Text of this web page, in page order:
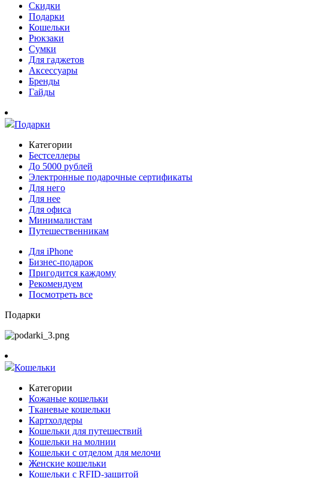
Скидки
Подарки
Кошельки
Рюкзаки
Сумки
Для гаджетов
Аксессуары
Бренды
Гайды
Подарки
Категории
Бестселлеры
До 5000 рублей
Электронные подарочные сертификаты
Для него
Для нее
Для офиса
Минималистам
Путешественникам
Для iPhone
Бизнес-подарок
Пригодится каждому
Рекомендуем
Посмотреть все
Подарки
Кошельки
Категории
Кожаные кошельки
Тканевые кошельки
Картхолдеры
Кошельки для путешествий
Кошельки на молнии
Кошельки с отделом для мелочи
Женские кошельки
Кошельки с RFID-защитой